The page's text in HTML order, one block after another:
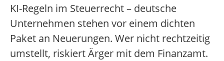
KI-Regeln im Steuerrecht – deutsche
Unternehmen stehen vor einem dichten
Paket an Neuerungen. Wer nicht rechtzeitig
umstellt, riskiert Ärger mit dem Finanzamt.